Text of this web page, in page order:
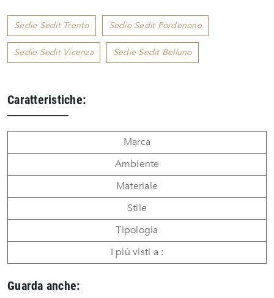
Sedie Sedit Trento Sedie Sedit Pordenone
Sedie Sedit Vicenza Sedie Sedit Belluno
Caratteristiche:
Marca
Ambiente
Materiale
Stile
Tipologia
I più visti a :
Guarda anche: